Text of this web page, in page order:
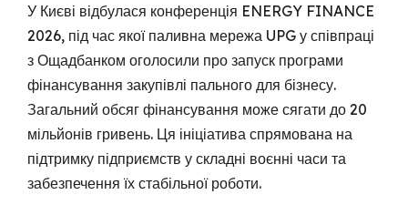
У Києві відбулася конференція ENERGY FINANCE
2026, під час якої паливна мережа UPG у співпраці
з Ощадбанком оголосили про запуск програми
фінансування закупівлі пального для бізнесу.
Загальний обсяг фінансування може сягати до 20
мільйонів гривень. Ця ініціатива спрямована на
підтримку підприємств у складні воєнні часи та
забезпечення їх стабільної роботи.